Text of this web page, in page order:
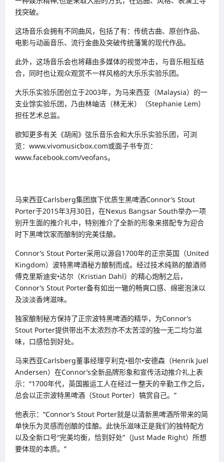
找突破。
这场音乐会拥有不同曲风，包括了有：传统古曲、原创作品、
电影与动画音乐、流行金曲及突破传统藩篱的现代作品。
此外，这场音乐会也将藉由多媒体的视觉冲击，与音乐相互结
合，同时也让观众观赏不一样风格的大乐乐实验乐团。
大乐乐实验乐团创立于2003年，为马来西亚（Malaysia）的一
支业馀实验乐团，乃由林岫洁（林无米）（Stephanie Lem）
担任艺术总监。
欲知更多有关《胡闹》弦乐音乐会和大乐乐实验乐团，可浏
览：www.vivomusicbox.com或面子书专页：
www.facebook.com/veofans。
马来西亚Carlsberg集团旗下优质生黑啤酒Connor’s Stout
Porter于2015年3月30日，在Nexus Bangsar South举办一项
别开生面的推介礼中，特别推介了全新的形象来搭配专为迎合
时下黑啤饮家而酿制的完美佳酿。
Connor’s Stout Porter采用以源自1700年的正宗英国（United
Kingdom）波特黑啤酒秘方酿制而成。经过技术纯熟的酿酒师
傅克里斯迪安•达尔（Kristian Dahl）的精心炮制之后，
Connor’s Stout Porter备有如出一辙的畅爽口感、绵密泡沫以
及淡淡香烤滋味。
独家酿制秘方保持了正宗波特黑啤酒的精华，为Connor’s
Stout Porter提供带出不太浓烈亦不太苦涩的独一无二均匀滋
味，口感恰到好处。
马来西亚Carlsberg董事经理亨利克•祖尔•安德森（Henrik Juel
Andersen）在Connor’s全新品牌形象和宣传活动推介礼上表
示：“1700年代，英国搬运工人在经过一整天的辛勤工作之后，
总会以正宗波特黑啤酒（Stout Porter）犒赏自己。”
他表示：“Connor’s Stout Porter就是以清新黑啤酒所带来的简
单快乐为灵感而创酿的佳酿。此快乐滋味正是我们的独特配方
以及全新口号“完美均衡，恰到好处”（Just Made Right）所想
要体现的本质。”